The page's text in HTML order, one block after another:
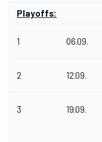
Playoffs:
1 06.09.
2 12.09.
3 19.09.